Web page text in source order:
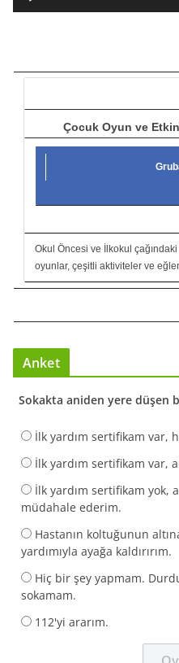
t
ı
Çocuk Oyun ve
Okul Öncesi ve İlkokul
oyunlar, çeşitli aktiviteler ve
Anket
Sokakta aniden yere düşen
İlk yardım sertifikam var,
İlk yardım sertifikam var,
İlk yardım sertifikam yok,
müdahale ederim.
Hastanın koltuğunun
yardımıyla ayağa kaldırırım.
Hiç bir şey yapmam.
sokamam.
112'yi ararım.